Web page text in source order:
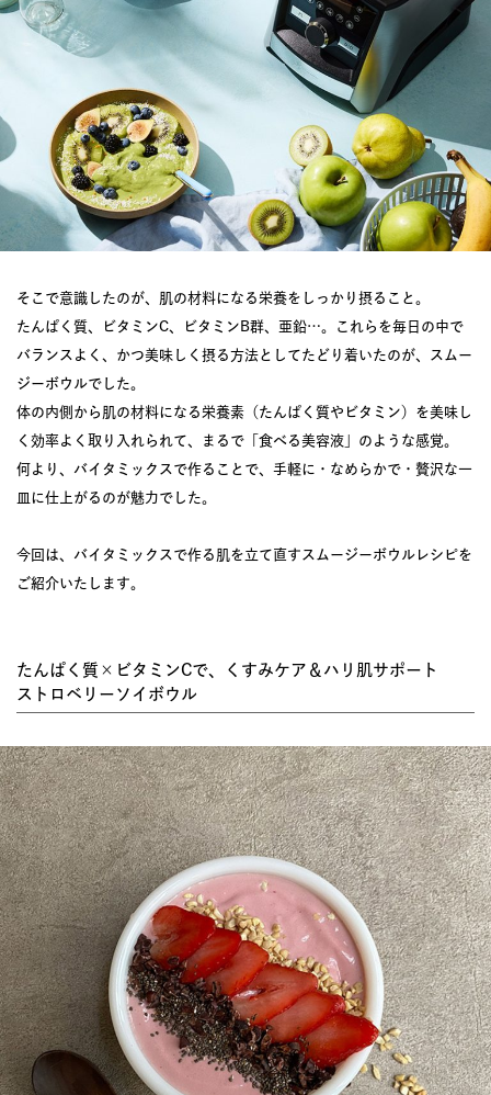
そこで意識したのが、肌の材料になる栄養をしっかり摂ること。
たんぱく質、ビタミンC、ビタミンB群、亜鉛…。これらを毎日の中で
バランスよく、かつ美味しく摂る方法としてたどり着いたのが、スムー
ジーボウルでした。
体の内側から肌の材料になる栄養素（たんぱく質やビタミン）を美味し
く効率よく取り入れられて、まるで「食べる美容液」のような感覚。
何より、バイタミックスで作ることで、手軽に・なめらかで・贅沢な一
皿に仕上がるのが魅力でした。
今回は、バイタミックスで作る肌を立て直すスムージーボウルレシピを
ご紹介いたします。
たんぱく質×ビタミンCで、くすみケア＆ハリ肌サポート
ストロベリーソイボウル